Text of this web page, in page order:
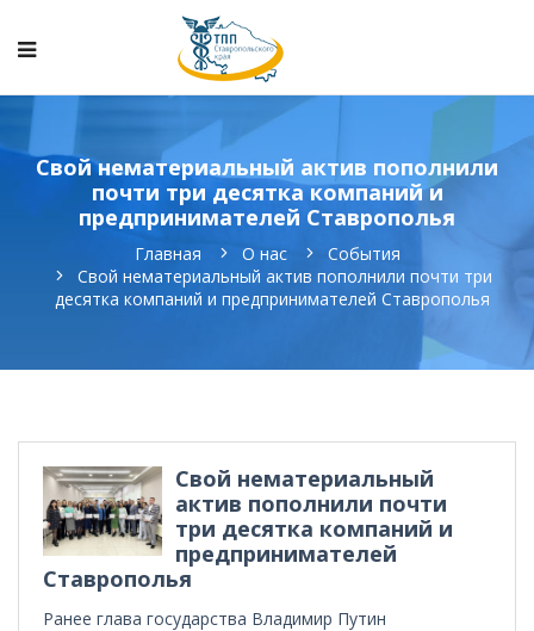
Свой нематериальный актив пополнили
почти три десятка компаний и
предпринимателей Ставрополья
Главная О нас
События
Свой нематериальный актив пополнили почти три
десятка компаний и предпринимателей Ставрополья
Свой нематериальный
актив пополнили почти
три десятка компаний и
предпринимателей
Ставрополья
Ранее глава государства Владимир Путин